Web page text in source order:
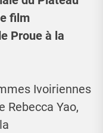
film
Proue à la
Ivoiriennes
Rebecca Yao,